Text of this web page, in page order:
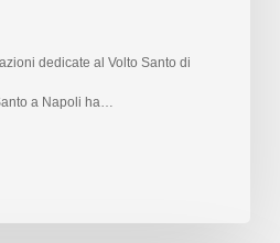
dedicate al Volto Santo di
a Napoli ha…